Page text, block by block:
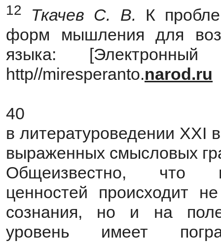
12 Ткачев С. В. К
форм мышления для
языка:
http//miresperanto.narod.ru
40
в литературоведении XXI
выраженных смысловых
Общеизвестно, что
ценностей происходит
сознания, но и на поле
уровень имеет